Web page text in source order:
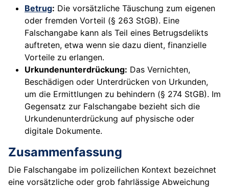
Betrug: Die vorsätzliche Täuschung zum eigenen
oder fremden Vorteil (§ 263 StGB). Eine
Falschangabe kann als Teil eines Betrugsdelikts
auftreten, etwa wenn sie dazu dient, finanzielle
Vorteile zu erlangen.
Urkundenunterdrückung: Das Vernichten,
Beschädigen oder Unterdrücken von Urkunden,
um die Ermittlungen zu behindern (§ 274 StGB). Im
Gegensatz zur Falschangabe bezieht sich die
Urkundenunterdrückung auf physische oder
digitale Dokumente.
Zusammenfassung
Die Falschangabe im polizeilichen Kontext bezeichnet
eine vorsätzliche oder grob fahrlässige Abweichung